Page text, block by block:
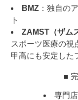
BMZ ：独自の
ト
ZAMST（ザム
スポーツ医療の視
甲高にも安定した
■
専門